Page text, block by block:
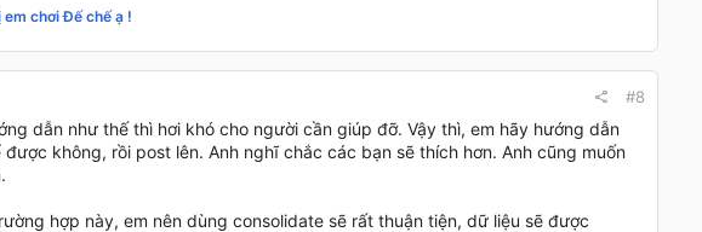
chơi Đế chế ạ !
#8
dẫn như thế thì hơi khó cho người cần giúp đỡ. Vậy thì, em hãy hướng dẫn
không, rồi post lên. Anh nghĩ chắc các bạn sẽ thích hơn. Anh cũng muốn
hợp này, em nên dùng consolidate sẽ rất thuận tiện, dữ liệu sẽ được